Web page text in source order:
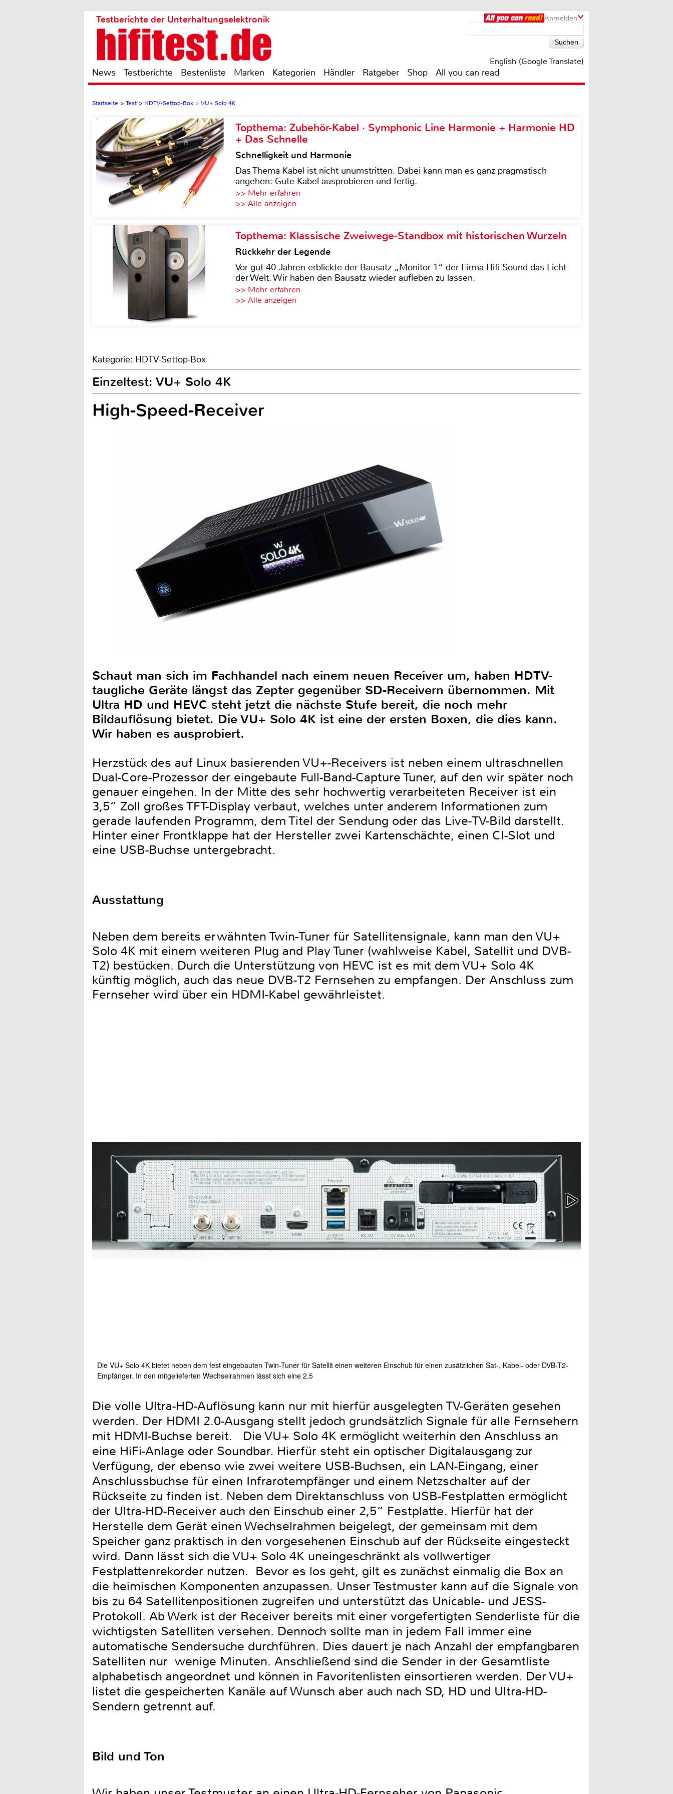
Anmelden
Testberichte der Unterhaltungselektronik
English (Google Translate)
News Testberichte Bestenliste Marken Kategorien Händler Ratgeber Shop All you can read
Startseite > Test > HDTV-Settop-Box > VU+ Solo 4K
Topthema: Zubehör-Kabel · Symphonic Line Harmonie + Harmonie HD
+ Das Schnelle
Schnelligkeit und Harmonie
Das Thema Kabel ist nicht unumstritten. Dabei kann man es ganz pragmatisch
angehen: Gute Kabel ausprobieren und fertig.
>> Mehr erfahren
>> Alle anzeigen
Topthema: Klassische Zweiwege-Standbox mit historischen Wurzeln
Rückkehr der Legende
Vor gut 40 Jahren erblickte der Bausatz „Monitor 1“ der Firma Hifi Sound das Licht
der Welt. Wir haben den Bausatz wieder aufleben zu lassen.
>> Mehr erfahren
>> Alle anzeigen
Kategorie: HDTV-Settop-Box
Einzeltest: VU+ Solo 4K
High-Speed-Receiver
Schaut man sich im Fachhandel nach einem neuen Receiver um, haben HDTV-
taugliche Geräte längst das Zepter gegenüber SD-Receivern übernommen. Mit
Ultra HD und HEVC steht jetzt die nächste Stufe bereit, die noch mehr
Bildauflösung bietet. Die VU+ Solo 4K ist eine der ersten Boxen, die dies kann.
Wir haben es ausprobiert.
Herzstück des auf Linux basierenden VU+-Receivers ist neben einem ultraschnellen
Dual-Core-Prozessor der eingebaute Full-Band-Capture Tuner, auf den wir später noch
genauer eingehen. In der Mitte des sehr hochwertig verarbeiteten Receiver ist ein
3,5“ Zoll großes TFT-Display verbaut, welches unter anderem Informationen zum
gerade laufenden Programm, dem Titel der Sendung oder das Live-TV-Bild darstellt.
Hinter einer Frontklappe hat der Hersteller zwei Kartenschächte, einen CI-Slot und
eine USB-Buchse untergebracht.
Ausstattung
Neben dem bereits erwähnten Twin-Tuner für Satellitensignale, kann man den VU+
Solo 4K mit einem weiteren Plug and Play Tuner (wahlweise Kabel, Satellit und DVB-
T2) bestücken. Durch die Unterstützung von HEVC ist es mit dem VU+ Solo 4K
künftig möglich, auch das neue DVB-T2 Fernsehen zu empfangen. Der Anschluss zum
Fernseher wird über ein HDMI-Kabel gewährleistet.
Die VU+ Solo 4K bietet neben dem fest eingebauten Twin-Tuner für Satellit einen weiteren Einschub für einen zusätzlichen Sat-, Kabel- oder DVB-T2-
Empfänger. In den mitgelieferten Wechselrahmen lässt sich eine 2,5
Die volle Ultra-HD-Auflösung kann nur mit hierfür ausgelegten TV-Geräten gesehen
werden. Der HDMI 2.0-Ausgang stellt jedoch grundsätzlich Signale für alle Fernsehern
mit HDMI-Buchse bereit. Die VU+ Solo 4K ermöglicht weiterhin den Anschluss an
eine HiFi-Anlage oder Soundbar. Hierfür steht ein optischer Digitalausgang zur
Verfügung, der ebenso wie zwei weitere USB-Buchsen, ein LAN-Eingang, einer
Anschlussbuchse für einen Infrarotempfänger und einem Netzschalter auf der
Rückseite zu finden ist. Neben dem Direktanschluss von USB-Festplatten ermöglicht
der Ultra-HD-Receiver auch den Einschub einer 2,5“ Festplatte. Hierfür hat der
Herstelle dem Gerät einen Wechselrahmen beigelegt, der gemeinsam mit dem
Speicher ganz praktisch in den vorgesehenen Einschub auf der Rückseite eingesteckt
wird. Dann lässt sich die VU+ Solo 4K uneingeschränkt als vollwertiger
Festplattenrekorder nutzen. Bevor es los geht, gilt es zunächst einmalig die Box an
die heimischen Komponenten anzupassen. Unser Testmuster kann auf die Signale von
bis zu 64 Satellitenpositionen zugreifen und unterstützt das Unicable- und JESS-
Protokoll. Ab Werk ist der Receiver bereits mit einer vorgefertigten Senderliste für die
wichtigsten Satelliten versehen. Dennoch sollte man in jedem Fall immer eine
automatische Sendersuche durchführen. Dies dauert je nach Anzahl der empfangbaren
Satelliten nur wenige Minuten. Anschließend sind die Sender in der Gesamtliste
alphabetisch angeordnet und können in Favoritenlisten einsortieren werden. Der VU+
listet die gespeicherten Kanäle auf Wunsch aber auch nach SD, HD und Ultra-HD-
Sendern getrennt auf.
Bild und Ton